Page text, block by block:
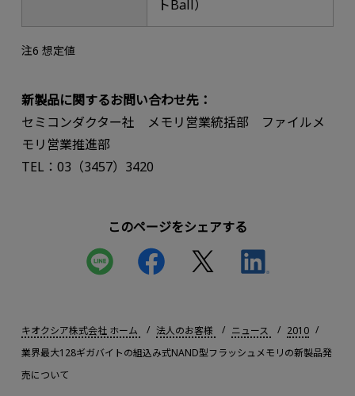
トBall）
注6 想定値
新製品に関するお問い合わせ先：
セミコンダクター社 メモリ営業統括部 ファイルメ
モリ営業推進部
TEL：03（3457）3420
このページをシェアする
キオクシア株式会社 ホーム 法人のお客様 ニュース
2010
業界最大128ギガバイトの組込み式NAND型フラッシュメモリの新製品発
売について